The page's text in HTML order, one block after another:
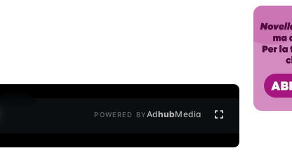
POWERED BYAdhubMedia